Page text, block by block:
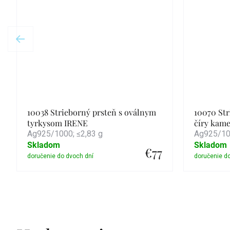
10038 Strieborný prsteň s oválnym
tyrkysom IRENE
Ag925/1000; ≤2,83 g
€77
Skladom
10070
číry
Ag925/
Skladom